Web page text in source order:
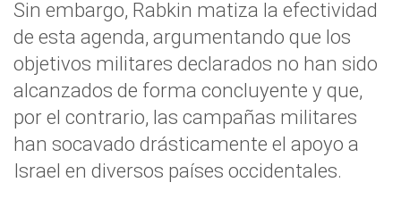
Sin embargo, Rabkin matiza la efectividad
de esta agenda, argumentando que los
objetivos militares declarados no han sido
alcanzados de forma concluyente y que,
por el contrario, las campañas militares
han socavado drásticamente el apoyo a
Israel en diversos países occidentales.